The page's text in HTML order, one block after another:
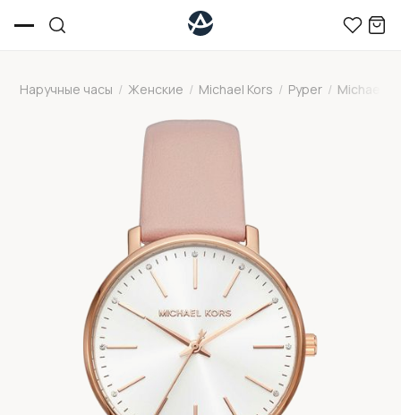
Наручные часы / Женские / Michael Kors / Pyper / Michael